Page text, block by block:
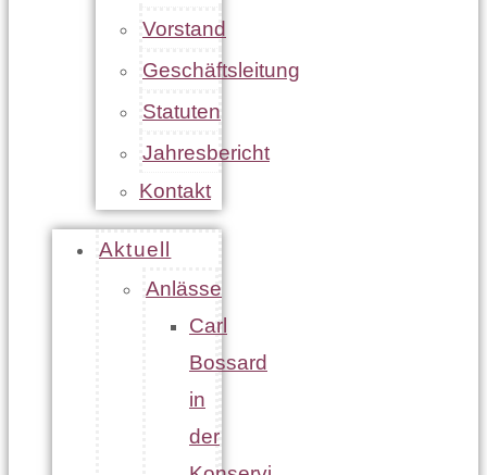
Vorstand
Geschäftsleitung
Statuten
Jahresbericht
Kontakt
Aktuell
Anlässe
Carl
Bossard
in
der